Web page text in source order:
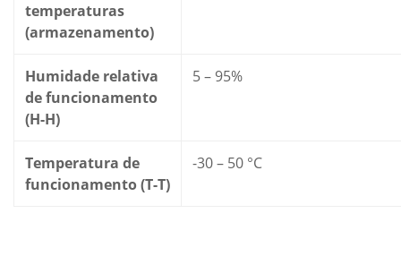
temperaturas
(armazenamento)
Humidade relativa
de funcionamento
(H-H)
5 – 95%
Temperatura de
funcionamento (T-T)
-30 – 50 °C